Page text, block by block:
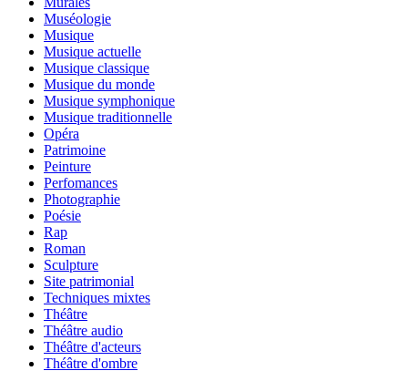
Muséologie
Musique
Musique actuelle
Musique classique
Musique du monde
Musique symphonique
Musique traditionnelle
Opéra
Patrimoine
Peinture
Perfomances
Photographie
Poésie
Rap
Roman
Sculpture
Site patrimonial
Techniques mixtes
Théâtre
Théâtre audio
Théâtre d'acteurs
Théâtre d'ombre